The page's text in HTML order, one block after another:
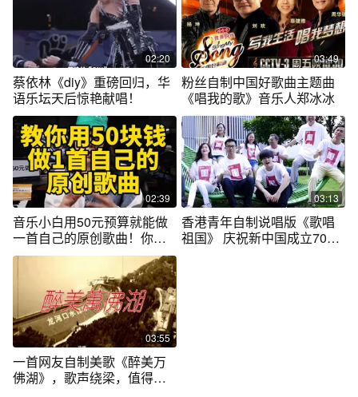
02:20
蔡依林《diy》重磅回归，华
语乐坛天后惊艳献唱！
03:49
粉丝自制中国好歌曲主题曲
《唱我的歌》音乐人郑冰冰
02:39
音乐小白用50元预算就能做
一首自己的原创歌曲！你学
会了吗？
03:13
香港青年自制说唱版《歌唱
祖国》 庆祝新中国成立70周
03:55
一首网友自制美歌《醉美万
佛湖》，歌声绕梁，值得一